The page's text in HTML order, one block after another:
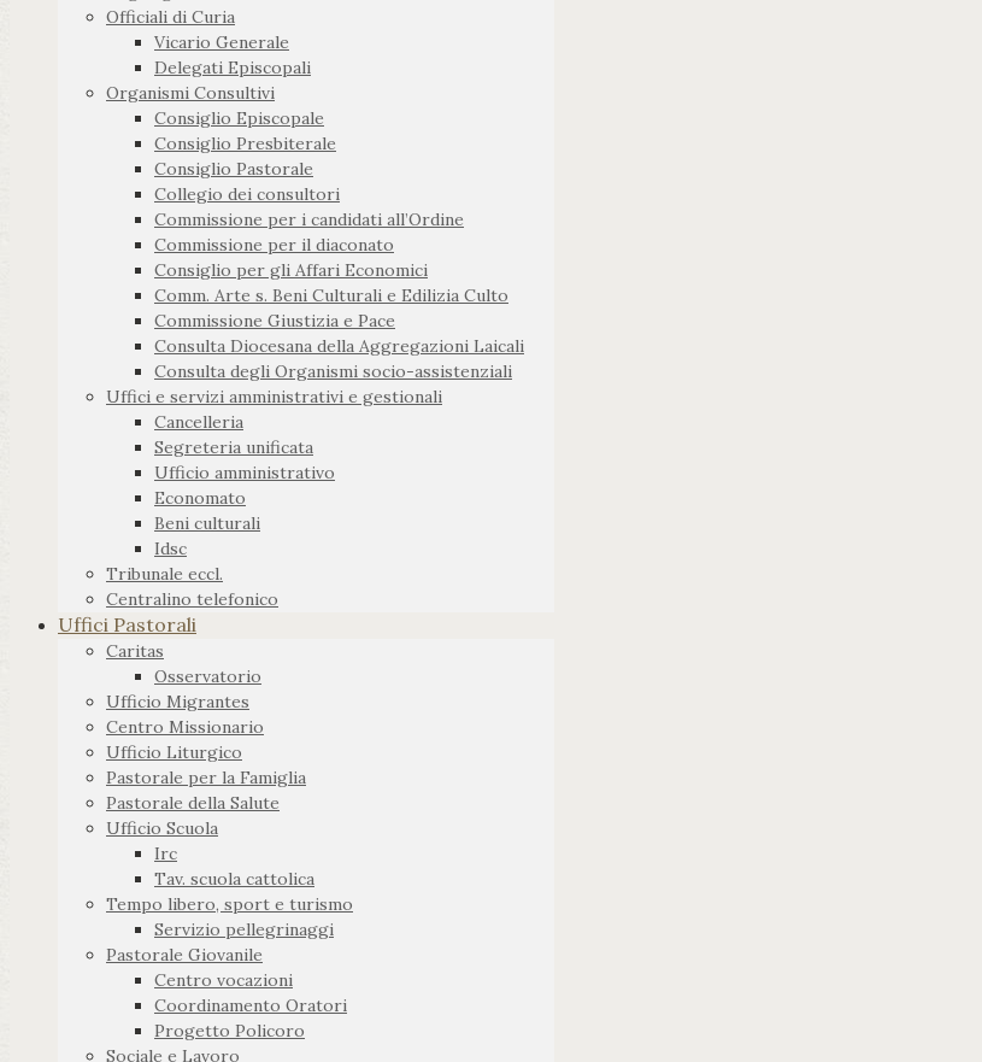
Officiali di Curia
Vicario Generale
Delegati Episcopali
Organismi Consultivi
Consiglio Episcopale
Consiglio Presbiterale
Consiglio Pastorale
Collegio dei consultori
Commissione per i candidati all’Ordine
Commissione per il diaconato
Consiglio per gli Affari Economici
Comm. Arte s. Beni Culturali e Edilizia Culto
Commissione Giustizia e Pace
Consulta Diocesana della Aggregazioni Laicali
Consulta degli Organismi socio-assistenziali
Uffici e servizi amministrativi e gestionali
Cancelleria
Segreteria unificata
Ufficio amministrativo
Economato
Beni culturali
Idsc
Tribunale eccl.
Centralino telefonico
Uffici Pastorali
Caritas
Osservatorio
Ufficio Migrantes
Centro Missionario
Ufficio Liturgico
Pastorale per la Famiglia
Pastorale della Salute
Ufficio Scuola
Irc
Tav. scuola cattolica
Tempo libero, sport e turismo
Servizio pellegrinaggi
Pastorale Giovanile
Centro vocazioni
Coordinamento Oratori
Progetto Policoro
Sociale e Lavoro